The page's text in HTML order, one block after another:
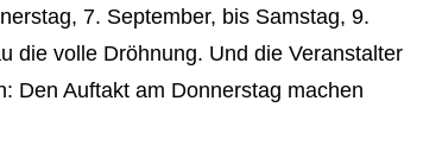
7. September, bis Samstag, 9.
die volle Dröhnung. Und die Veranstalter
Den Auftakt am Donnerstag machen